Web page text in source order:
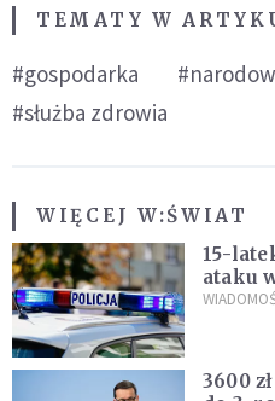
TEMATY W
#gospodarka
#służba zdrowia
WIĘCEJ W:ŚWIAT
15-
ataku
Policja
3600